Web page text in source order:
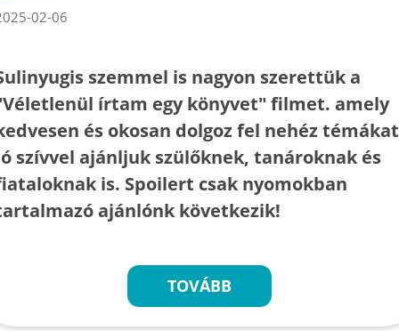
02-06
szemmel is nagyon szerettük a
írtam egy könyvet" filmet. amely
és okosan dolgoz fel nehéz
szívvel ajánljuk szülőknek, tanároknak és
is. Spoilert csak nyomokban
ajánlónk következik!
TOVÁBB